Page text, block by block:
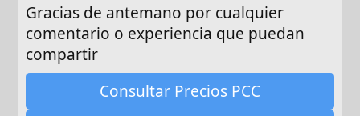
Gracias de antemano por cualquier
comentario o experiencia que puedan
compartir
Consultar Precios PCC